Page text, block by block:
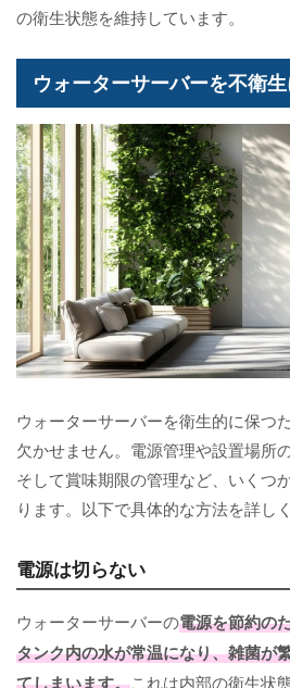
の衛生状態を維持しています。
ウォーターサーバーを不衛
ウォーターサーバーを衛生的に保つ
欠かせません。電源管理や設置場所
そして賞味期限の管理など、いくつ
ります。以下で具体的な方法を詳し
電源は切らない
ウォーターサーバーの電源を節約の
タンク内の水が常温になり、雑菌が
てしまいます。これは内部の衛生状